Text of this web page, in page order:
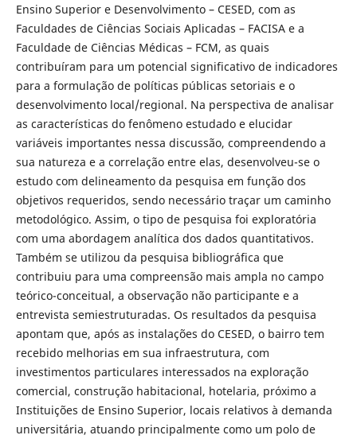
Ensino Superior e Desenvolvimento – CESED, com as
Faculdades de Ciências Sociais Aplicadas – FACISA e a
Faculdade de Ciências Médicas – FCM, as quais
contribuíram para um potencial significativo de indicadores
para a formulação de políticas públicas setoriais e o
desenvolvimento local/regional. Na perspectiva de analisar
as características do fenômeno estudado e elucidar
variáveis importantes nessa discussão, compreendendo a
sua natureza e a correlação entre elas, desenvolveu-se o
estudo com delineamento da pesquisa em função dos
objetivos requeridos, sendo necessário traçar um caminho
metodológico. Assim, o tipo de pesquisa foi exploratória
com uma abordagem analítica dos dados quantitativos.
Também se utilizou da pesquisa bibliográfica que
contribuiu para uma compreensão mais ampla no campo
teórico-conceitual, a observação não participante e a
entrevista semiestruturadas. Os resultados da pesquisa
apontam que, após as instalações do CESED, o bairro tem
recebido melhorias em sua infraestrutura, com
investimentos particulares interessados na exploração
comercial, construção habitacional, hotelaria, próximo a
Instituições de Ensino Superior, locais relativos à demanda
universitária, atuando principalmente como um polo de